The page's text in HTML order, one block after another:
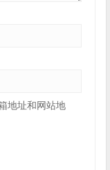
地址和网站地